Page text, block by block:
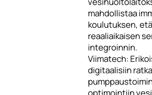
mahdollistaa
koulutuksen,
reaaliaikaisen
integroinnin.
Viimatech:
digitaalisiin